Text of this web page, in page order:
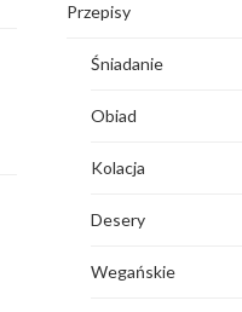
Przepisy
Śniadanie
Obiad
Kolacja
Desery
Wegańskie